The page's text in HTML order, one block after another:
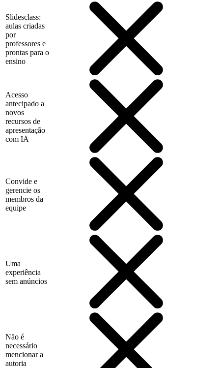
Slidesclass:
aulas criadas
por
professores e
prontas para o
ensino
Acesso
antecipado a
novos
recursos de
apresentação
com IA
Convide e
gerencie os
membros da
equipe
Uma
experiência
sem anúncios
Não é
necessário
mencionar a
autoria